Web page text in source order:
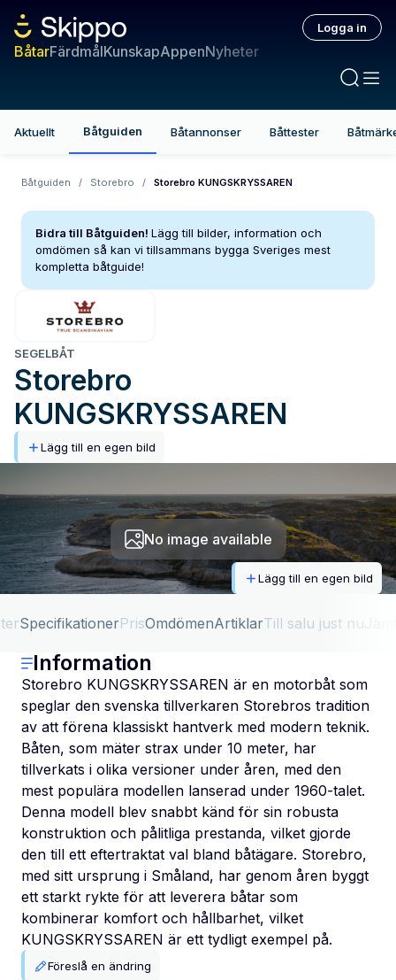
BåtarFärdmålKunskapAppenNyheter
Logga in
Aktuellt Båtguiden Båtannonser Båttester
Båtguiden / Storebro / Storebro KUNGSKRYSSAREN
Bidra till Båtguiden! Lägg till bilder, information och
omdömen så kan vi tillsammans bygga Sveriges mest
kompletta båtguide!
SEGELBÅT
Storebro
KUNGSKRYSSAREN
Lägg till en egen bild
No image available
Lägg till en egen bild
SpecifikationerPrisOmdömenArtiklarTill salu just nu
Information
Storebro KUNGSKRYSSAREN är en motorbåt som
speglar den svenska tillverkaren Storebros tradition
av att förena klassiskt hantverk med modern teknik.
Båten, som mäter strax under 10 meter, har
tillverkats i olika versioner under åren, med den
mest populära modellen lanserad under 1960-talet.
Denna modell blev snabbt känd för sin robusta
konstruktion och pålitliga prestanda, vilket gjorde
den till ett eftertraktat val bland båtägare. Storebro,
med sitt ursprung i Småland, har genom åren byggt
ett starkt rykte för att leverera båtar som
kombinerar komfort och hållbarhet, vilket
KUNGSKRYSSAREN är ett tydligt exempel på.
Föreslå en ändring